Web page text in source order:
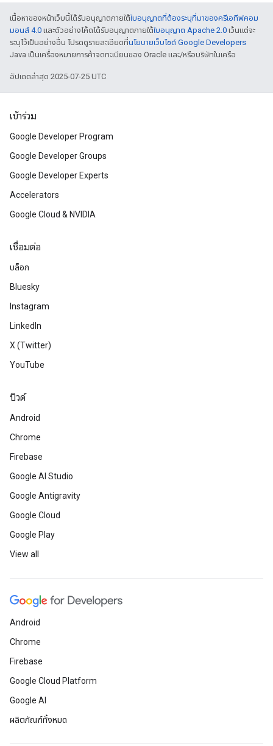
เนื้อหาของหน้าเว็บนี้ได้รับอนุญาตภายใต้ใบอนุญาตที่ต้องระบุที่มาของครีเอทีฟคอม
มอนส์ 4.0 และตัวอย่างโค้ดได้รับอนุญาตภายใต้ใบอนุญาต Apache 2.0 เว้นแต่จะ
ระบุไว้เป็นอย่างอื่น โปรดดูรายละเอียดที่นโยบายเว็บไซต์ Google Developers
Java เป็นเครื่องหมายการค้าจดทะเบียนของ Oracle และ/หรือบริษัทในเครือ
อัปเดตล่าสุด 2025-07-25 UTC
เข้าร่วม
Google Developer Program
Google Developer Groups
Google Developer Experts
Accelerators
Google Cloud & NVIDIA
เชื่อมต่อ
บล็อก
Bluesky
Instagram
LinkedIn
X (Twitter)
YouTube
บิวด์
Android
Chrome
Firebase
Google AI Studio
Google Antigravity
Google Cloud
Google Play
View all
Android
Chrome
Firebase
Google Cloud Platform
Google AI
ผลิตภัณฑ์ทั้งหมด